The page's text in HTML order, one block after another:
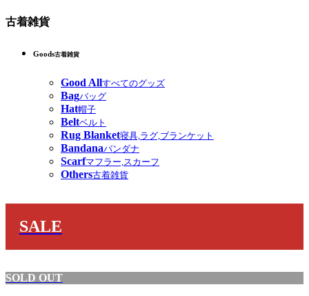
古着雑貨
Goods古着雑貨
Good Allすべてのグッズ
Bagバッグ
Hat帽子
Beltベルト
Rug Blanket寝具,ラグ,ブランケット
Bandanaバンダナ
Scarfマフラー,スカーフ
Others古着雑貨
SALE
SOLD OUT